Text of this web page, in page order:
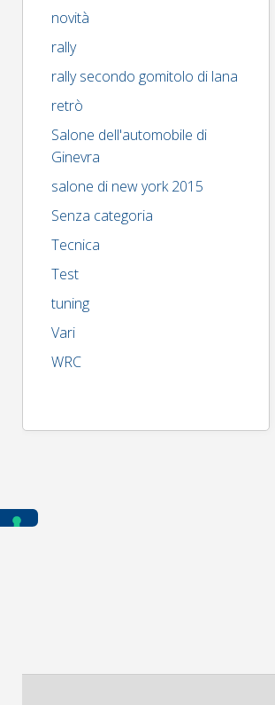
novità
rally
rally secondo gomitolo di lana
retrò
Salone dell'automobile di
Ginevra
salone di new york 2015
Senza categoria
Tecnica
Test
tuning
Vari
WRC